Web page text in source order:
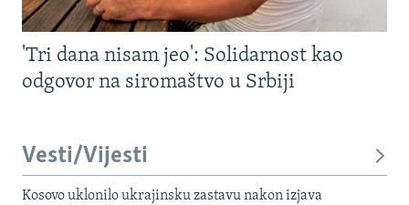
'Tri dana nisam jeo': Solidarnost kao
odgovor na siromaštvo u Srbiji
Vesti/Vijesti
Kosovo uklonilo ukrajinsku zastavu nakon izjava